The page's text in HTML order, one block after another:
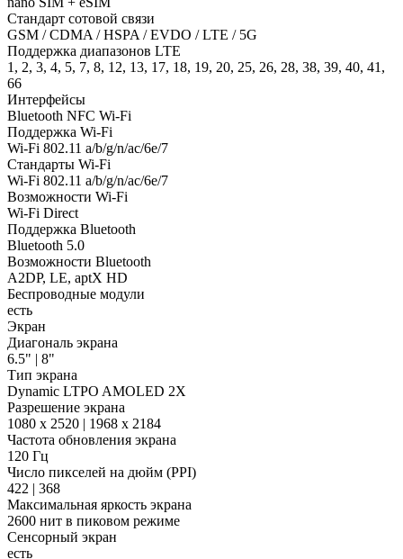
Стандарт сотовой связи
GSM / CDMA / HSPA / EVDO / LTE / 5G
Поддержка диапазонов LTE
1, 2, 3, 4, 5, 7, 8, 12, 13, 17, 18, 19, 20, 25, 26, 28, 38, 39, 40, 41,
66
Интерфейсы
Bluetooth NFC Wi-Fi
Поддержка Wi-Fi
Wi-Fi 802.11 a/b/g/n/ac/6e/7
Стандарты Wi-Fi
Wi-Fi 802.11 a/b/g/n/ac/6e/7
Возможности Wi-Fi
Wi-Fi Direct
Поддержка Bluetooth
Bluetooth 5.0
Возможности Bluetooth
A2DP, LE, aptX HD
Беспроводные модули
есть
Экран
Диагональ экрана
6.5" | 8"
Тип экрана
Dynamic LTPO AMOLED 2X
Разрешение экрана
1080 x 2520 | 1968 x 2184
Частота обновления экрана
120 Гц
Число пикселей на дюйм (PPI)
422 | 368
Максимальная яркость экрана
2600 нит в пиковом режиме
Сенсорный экран
есть